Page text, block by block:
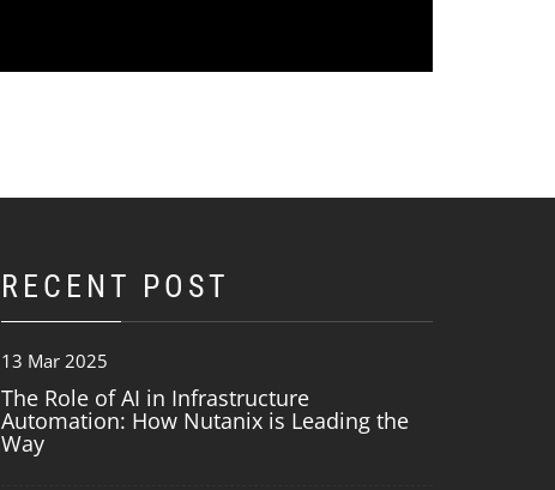
RECENT POST
13 Mar 2025
The Role of AI in Infrastructure
Automation: How Nutanix is Leading the
Way